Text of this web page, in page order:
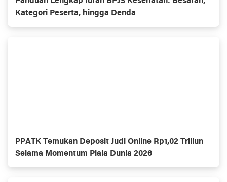
Kategori Peserta, hingga Denda
PPATK Temukan Deposit Judi Online Rp1,02 Triliun
Selama Momentum Piala Dunia 2026